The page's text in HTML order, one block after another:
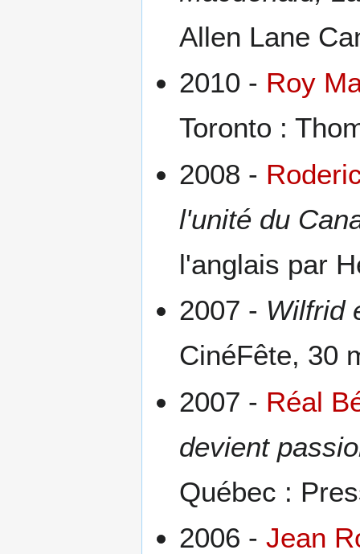
Allen Lane
2010 - Roy
Toronto :
2008 -
l'unité du
l'anglais par
2007 - Wilfrid
CinéFête, 30
2007 - Réal
devient
Québec :
2006 -Jean